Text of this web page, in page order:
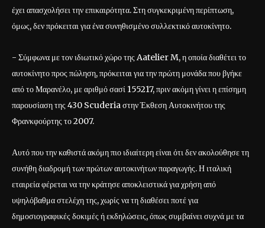
έχει απασχολήσει την επικαιρότητα. Στη συγκεκριμένη περίπτωση,
όμως, δεν πρόκειται για ένα συνηθισμένο συλλεκτικό αυτοκίνητο.
- Σύμφωνα με τον ιδιωτικό χώρο της Aatelier M, η οποία διαθέτει το
αυτοκίνητο προς πώληση, πρόκειται για την πρώτη μονάδα που βγήκε
από το Μαρανέλο, με αριθμό σασί 155217, πριν ακόμη γίνει η επίσημη
παρουσίαση της 430 Scuderia στην Έκθεση Αυτοκινήτου της
Φρανκφούρτης το 2007.
Αυτό που την καθιστά ακόμη πιο ιδιαίτερη είναι ότι δεν ακολούθησε τη
συνήθη διαδρομή των πρώτων αυτοκινήτων παραγωγής. Η ιταλική
εταιρεία φέρεται να την κράτησε αποκλειστικά για χρήση από
υψηλόβαθμα στελέχη της, χωρίς να τη διαθέσει ποτέ για
δημοσιογραφικές δοκιμές ή εκδηλώσεις, όπως συμβαίνει συχνά με τα